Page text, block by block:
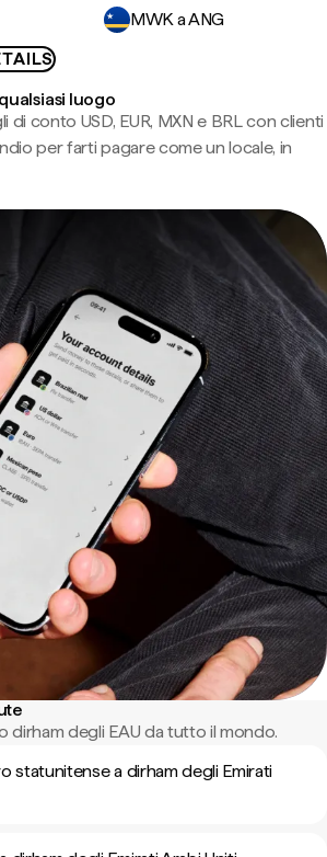
MWK a ANG
luogo
conto USD, EUR, MXN e BRL con clienti
per farti pagare come un locale, in
dirham degli EAU da tutto il mondo.
statunitense a dirham degli Emirati